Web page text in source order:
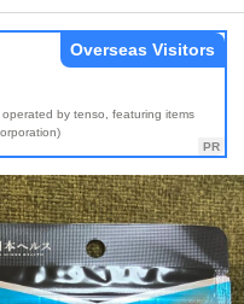
by tenso, featuring items
Overseas Visitors